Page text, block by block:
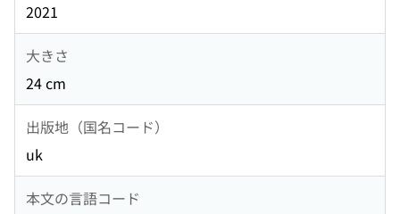
2021
大きさ
24 cm
出版地（国名コード）
uk
本文の言語コード